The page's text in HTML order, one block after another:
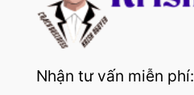
Nhận tư vấn miễn phí: